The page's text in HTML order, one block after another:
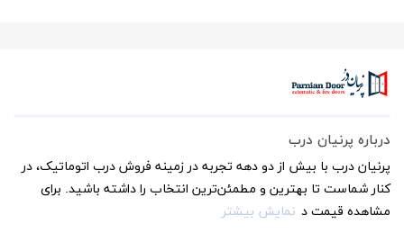
درباره پرنیان درب
پرنیان درب با بیش از دو دهه تجربه در زمینه فروش درب اتوماتیک، در
کنار شماست تا بهترین و مطمئن‌ترین انتخاب را داشته باشید. برای
مشاهده قیمت د نمایش بیشتر